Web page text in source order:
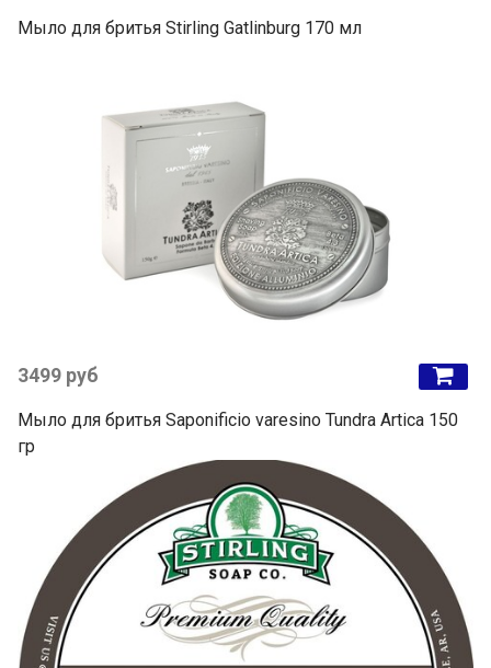
Мыло для бритья Stirling Gatlinburg 170 мл
3499 руб
Мыло для бритья Saponificio varesino Tundra Artica 150
гр